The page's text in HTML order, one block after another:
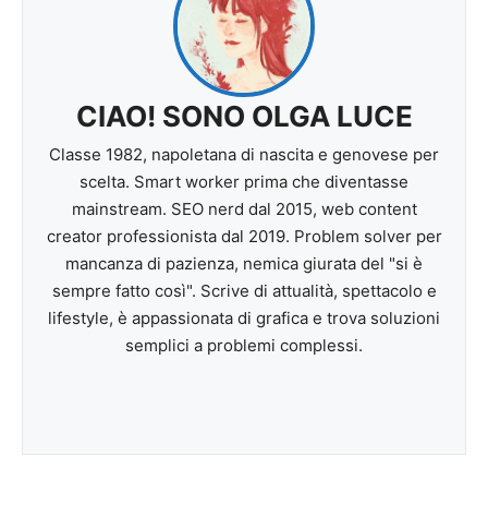
CIAO! SONO OLGA LUCE
Classe 1982, napoletana di nascita e genovese per
scelta. Smart worker prima che diventasse
mainstream. SEO nerd dal 2015, web content
creator professionista dal 2019. Problem solver per
mancanza di pazienza, nemica giurata del "si è
sempre fatto così". Scrive di attualità, spettacolo e
lifestyle, è appassionata di grafica e trova soluzioni
semplici a problemi complessi.